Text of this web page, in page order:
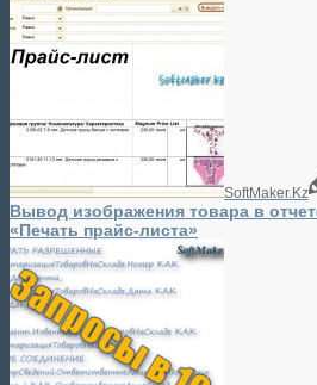
SoftMaker.Kz
Вывод изображения товара в
«Печать прайс-листа»